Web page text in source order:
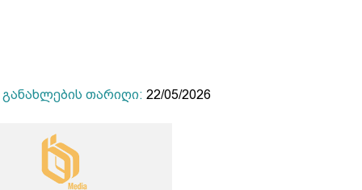
თარიღი: 22/05/2026